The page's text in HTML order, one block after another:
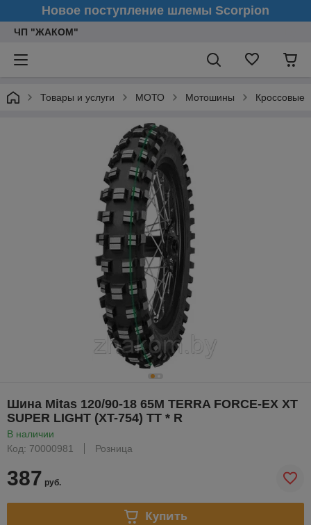
Новое поступление шлемы Scorpion
ЧП "ЖАКОМ"
Товары и услуги МОТО Мотошины Кроссовые
Шина Mitas 120/90-18 65M TERRA FORCE-EX XT
SUPER LIGHT (XT-754) TT * R
В наличии
Код: 70000981
Розница
387 руб.
Купить